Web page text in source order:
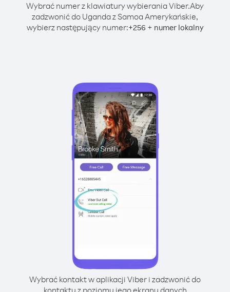
Wybrać numer z klawiatury wybierania Viber.Aby
zadzwonić do Uganda z Samoa Amerykańskie,
wybierz następujący numer:+256 + numer lokalny
Wybrać kontakt w aplikacji Viber i zadzwonić do
kontaktu z poziomu jego ekranu danych